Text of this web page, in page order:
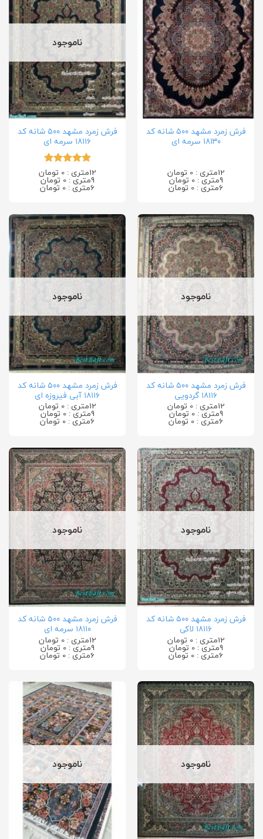
فرش زمرد مشهد ۵۰۰ شانه کد
۱۸۱۳۰ سرمه ای
12متری : 0 تومان
9متری : 0 تومان
6متری : 0 تومان
ناموجود
فرش زمرد مشهد ۵۰۰ شانه کد
۱۸۱۱۶ سرمه ای
امتیاز 5 از
5
12متری : 0 تومان
9متری : 0 تومان
6متری : 0 تومان
ناموجود
فرش زمرد مشهد ۵۰۰ شانه کد
۱۸۱۱۶ گردویی
12متری : 0 تومان
9متری : 0 تومان
6متری : 0 تومان
ناموجود
فرش زمرد مشهد ۵۰۰ شانه کد
۱۸۱۱۶ آبی فیروزه ای
12متری : 0 تومان
9متری : 0 تومان
6متری : 0 تومان
ناموجود
فرش زمرد مشهد ۵۰۰ شانه کد
۱۸۱۱۶ لاکی
12متری : 0 تومان
9متری : 0 تومان
6متری : 0 تومان
ناموجود
فرش زمرد مشهد ۵۰۰ شانه کد
۱۸۱۱۰ سرمه ای
12متری : 0 تومان
9متری : 0 تومان
6متری : 0 تومان
ناموجود ناموجود